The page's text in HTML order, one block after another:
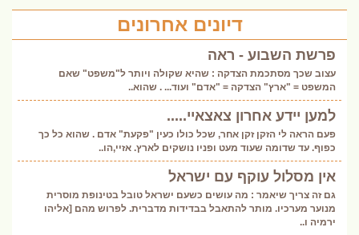
דיונים אחרונים
פרשת השבוע - ראה
עצוב שכך מסתכמת הצדקה : שהיא שקולה ויותר ל"משפט" שאם
המשפט = "ארץ" הצדקה = "אדם" ועוד... . שהוא..
למען יידע אחרון צאצאיי.....
פעם הראה לי הזקן זקן אחר, שכל כולו כעין "פקעת" אדם . שהוא כל כך
כפוף. עד שדומה שעוד מעט ופניו נושקים לארץ. אזיי,הו..
אין מסלול עוקף עם ישראל
גם זה צריך שיאמר : מה עושים כשעם ישראל טובל בטינופת מוסרית
מנוער מערכיו. מותר להתאבל בבדידות מדברית. לפרוש מהם [אליהו
ירמיה ו..